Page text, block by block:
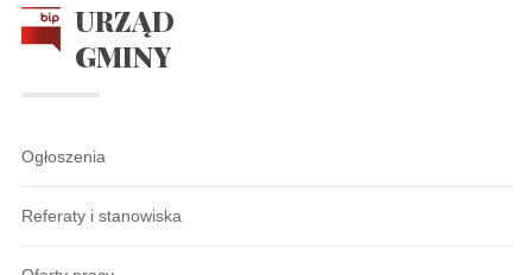
URZĄD
GMINY
Ogłoszenia
Referaty i stanowiska